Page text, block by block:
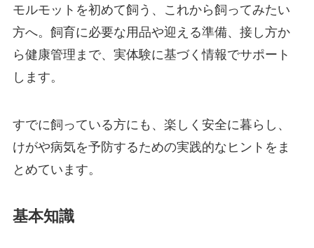
モルモットを初めて飼う、これから飼ってみたい
方へ。飼育に必要な用品や迎える準備、接し方か
ら健康管理まで、実体験に基づく情報でサポート
します。
すでに飼っている方にも、楽しく安全に暮らし、
けがや病気を予防するための実践的なヒントをま
とめています。
基本知識